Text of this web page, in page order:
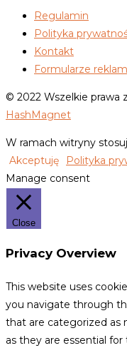
Regulamin
Polityka
Kontakt
Formularze
© 2022 Wszelkie prawa
HashMagnet
W ramach witryny
Akceptuję
Polityka
Manage consent
Close
Privacy Overview
This website uses
you navigate through
that are categorized as
as they are essential